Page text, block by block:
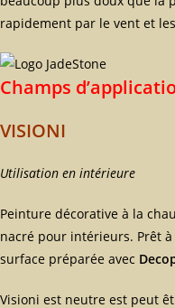
rapidement par le vent et
Champs
VISIONI
Utilisation en intérieure
Peinture décorative à la
nacré pour intérieurs. Prêt
surface préparée avec
Visioni est neutre est peut